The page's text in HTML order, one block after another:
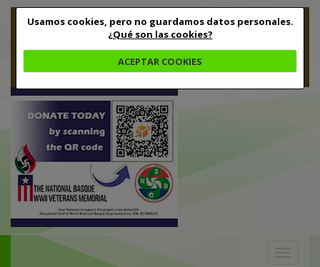
Usamos cookies, pero no guardamos datos personales.
¿Qué son las cookies?
ACEPTAR COOKIES